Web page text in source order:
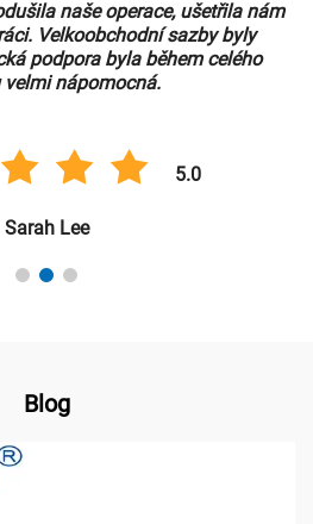
naše operace, ušetřila nám
Velkoobchodní sazby byly
podpora byla během celého
velmi nápomocná.
5.0
Sarah Lee
Blog